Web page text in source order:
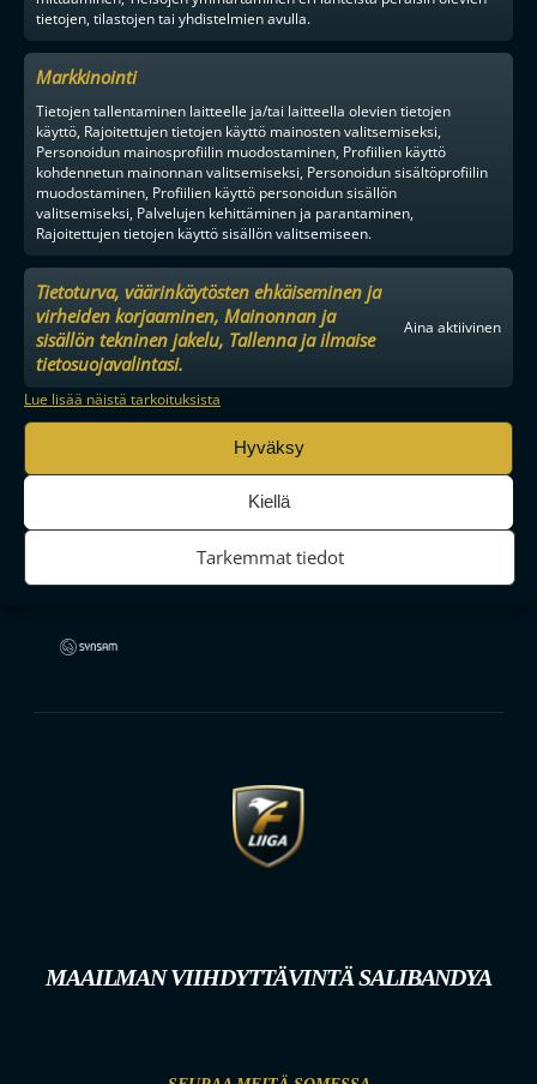
tietojen, tilastojen tai yhdistelmien avulla.
Markkinointi
Tietojen tallentaminen laitteelle ja/tai laitteella olevien tietojen
käyttö, Rajoitettujen tietojen käyttö mainosten valitsemiseksi,
Personoidun mainosprofiilin muodostaminen, Profiilien käyttö
kohdennetun mainonnan valitsemiseksi, Personoidun sisältöprofiilin
muodostaminen, Profiilien käyttö personoidun sisällön
valitsemiseksi, Palvelujen kehittäminen ja parantaminen,
Rajoitettujen tietojen käyttö sisällön valitsemiseen.
Tietoturva, väärinkäytösten ehkäiseminen ja
virheiden korjaaminen, Mainonnan ja
sisällön tekninen jakelu, Tallenna ja ilmaise
tietosuojavalintasi.
Aina aktiivinen
Lue lisää näistä tarkoituksista
Hyväksy
Kiellä
Tarkemmat tiedot
TILAA
MAAILMAN VIIHDYTTÄVINTÄ SALIBANDYA